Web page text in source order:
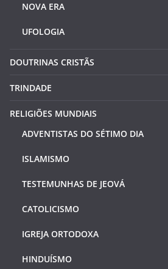
NOVA ERA
UFOLOGIA
DOUTRINAS CRISTÃS
TRINDADE
RELIGIÕES MUNDIAIS
ADVENTISTAS DO SÉTIMO DIA
ISLAMISMO
TESTEMUNHAS DE JEOVÁ
CATOLICISMO
IGREJA ORTODOXA
HINDUÍSMO